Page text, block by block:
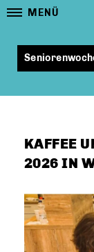
MENÜ
KAFFEE
2026 IN